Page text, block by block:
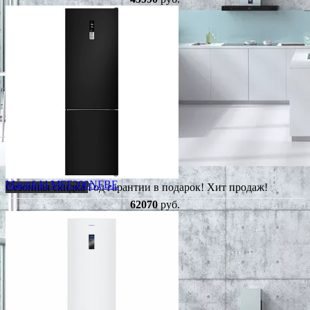
Сезонная скидкаГод гарантии в подарок!Хит продаж!
Maunfeld MFF200NFBE
62070 руб.